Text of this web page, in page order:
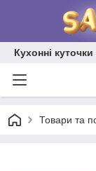
Кухонні
Товари та